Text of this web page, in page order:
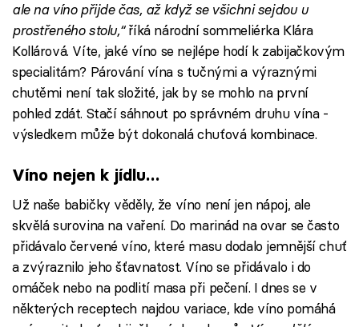
ale na víno přijde čas, až když se všichni sejdou u
prostřeného stolu,“říká národní sommeliérka Klára
Kollárová. Víte, jaké víno se nejlépe hodí k zabijačkovým
specialitám? Párování vína s tučnými a výraznými
chutěmi není tak složité, jak by se mohlo na první
pohled zdát. Stačí sáhnout po správném druhu vína -
výsledkem může být dokonalá chuťová kombinace.
Víno nejen k jídlu…
Už naše babičky věděly, že víno není jen nápoj, ale
skvělá surovina na vaření. Do marinád na ovar se často
přidávalo červené víno, které masu dodalo jemnější chuť
a zvýraznilo jeho šťavnatost. Víno se přidávalo i do
omáček nebo na podlití masa při pečení. I dnes se v
některých receptech najdou variace, kde víno pomáhá